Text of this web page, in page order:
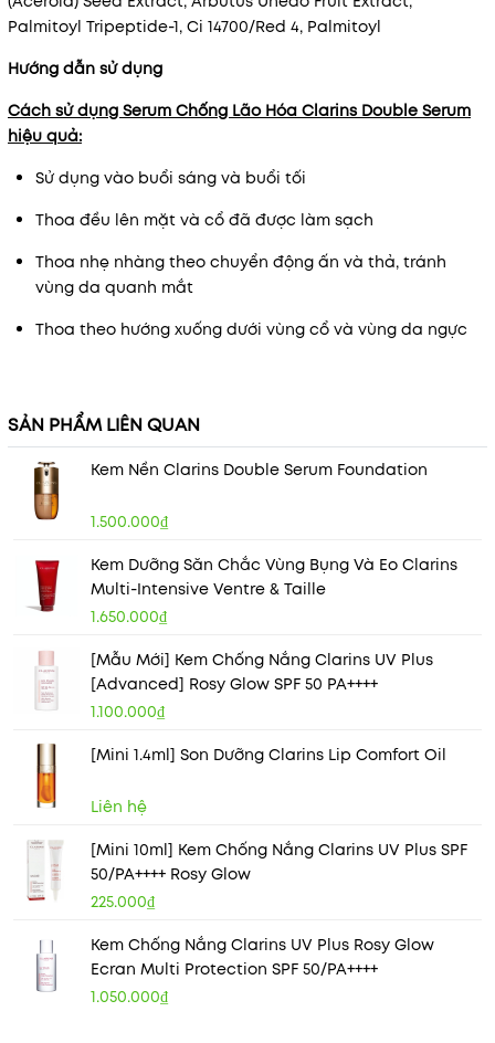
Palmitoyl Tripeptide-1, Ci 14700/Red 4, Palmitoyl
Hướng dẫn sử dụng
Cách sử dụng Serum Chống Lão Hóa Clarins Double Serum
hiệu quả:
Sử dụng vào buổi sáng và buổi tối
Thoa đều lên mặt và cổ đã được làm sạch
Thoa nhẹ nhàng theo chuyển động ấn và thả, tránh
vùng da quanh mắt
Thoa theo hướng xuống dưới vùng cổ và vùng da ngực
SẢN PHẨM LIÊN QUAN
Kem Nền Clarins Double Serum Foundation
1.500.000₫
Kem Dưỡng Săn Chắc Vùng Bụng Và Eo Clarins
Multi-Intensive Ventre & Taille
1.650.000₫
[Mẫu Mới] Kem Chống Nắng Clarins UV Plus
[Advanced] Rosy Glow SPF 50 PA++++
1.100.000₫
[Mini 1.4ml] Son Dưỡng Clarins Lip Comfort Oil
Liên hệ
[Mini 10ml] Kem Chống Nắng Clarins UV Plus SPF
50/PA++++ Rosy Glow
225.000₫
Kem Chống Nắng Clarins UV Plus Rosy Glow
Ecran Multi Protection SPF 50/PA++++
1.050.000₫